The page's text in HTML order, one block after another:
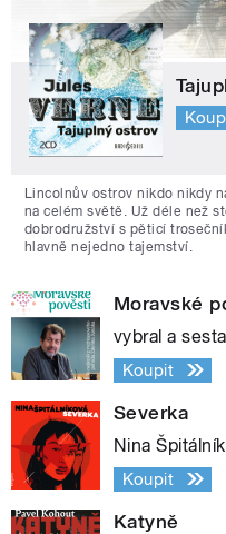
Lincolnův ostrov nikdo nikdy
na celém světě. Už déle než
dobrodružství s pěticí
hlavně nejedno tajemství.
Moravské
vybral a
Koupit
Severka
Nina
Koupit
Katyně